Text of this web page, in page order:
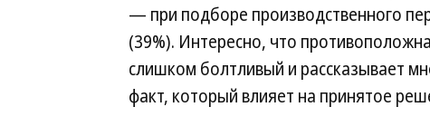
— при подборе производственного
(39%). Интересно, что
слишком болтливый и рассказывает
факт, который влияет на принятое